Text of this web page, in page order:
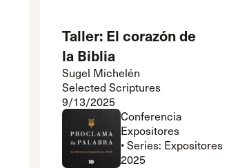
Taller: El corazón de
la Biblia
Sugel Michelén
Selected Scriptures
9/13/2025
Conferencia
Expositores
• Series: Expositores
2025